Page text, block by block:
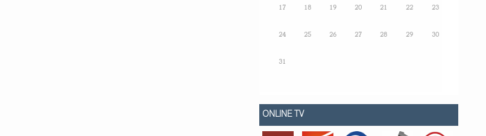
17 18 19 20 21 22 23
24 25 26 27 28 29 30
31
ONLINE TV